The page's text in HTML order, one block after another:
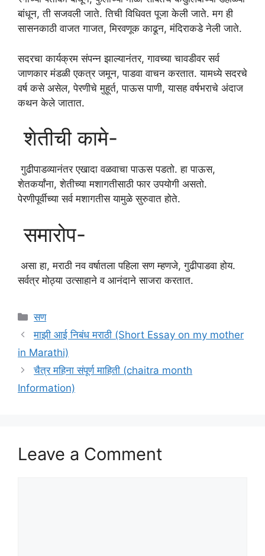
बांधून, ती सजवली जाते. तिची विधिवत पूजा केली जाते. मग ही
सासनकाठी वाजत गाजत, मिरवणूक काढून, मंदिराकडे नेली जाते.
सदरचा कार्यक्रम संपन्न झाल्यानंतर, गावच्या चावडीवर सर्व
जाणकार मंडळी एकत्र जमून, पाडवा वाचन करतात. यामध्ये सदरचे
वर्ष कसे असेल, पेरणीचे मुहूर्त, पाऊस पाणी, यासह वर्षभराचे अंदाज
कथन केले जातात.
शेतीची कामे-
गुढीपाडव्यानंतर एखादा वळवाचा पाऊस पडतो. हा पाऊस,
शेतकर्यांना, शेतीच्या मशागतीसाठी फार उपयोगी असतो.
पेरणीपूर्वीच्या सर्व मशागतीस यामुळे सुरुवात होते.
समारोप-
असा हा, मराठी नव वर्षातला पहिला सण म्हणजे, गुढीपाडवा होय.
सर्वत्र मोठ्या उत्साहाने व आनंदाने साजरा करतात.
Categories
सण
माझी आई निबंध मराठी (Short Essay on my mother
in Marathi)
चैत्र महिना संपूर्ण माहिती (chaitra month
Information)
Leave a Comment